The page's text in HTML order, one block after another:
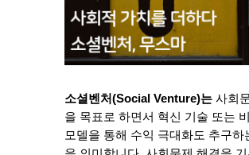
소셜벤처(Social Venture)는사회
을 목표로 하면서 혁신 기술 또는
모델을 통해 수익 극대화도 추구하